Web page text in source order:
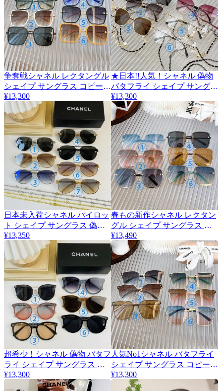
争奪戦シャネル レクタングル
シェイプ サングラス コピー
全6色 shd21160
¥13,300
★日本!!人気！シャネル 偽物
バタフライ シェイプ サングラ
ス 全6色 shx58238
¥13,300
日本未入荷シャネル パイロッ
ト シェイプ サングラス 偽物
全7色 shg64357
¥13,350
春もの新作シャネル レクタン
グル シェイプ サングラス コ
ピー 全6色 shm75637
¥13,490
超希少！シャネル 偽物 バタフ
ライ シェイプ サングラス 全6
色 shi23899
¥13,300
人気No1シャネル バタフライ
シェイプ サングラス コピー
全6色 shs33033
¥13,300